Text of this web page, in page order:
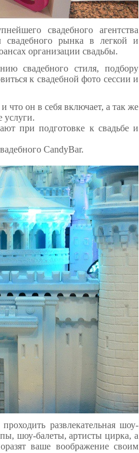
свадебного агентства
рынка в легкой и
организации свадьбы.
свадебного стиля, подбору
к свадебной фото сессии и
что он в себя включает, а так же
услуги.
при подготовке к свадьбе и
CandyBar.
развлекательная шоу-
шоу-балеты, артисты цирка, а
ваше воображение своим